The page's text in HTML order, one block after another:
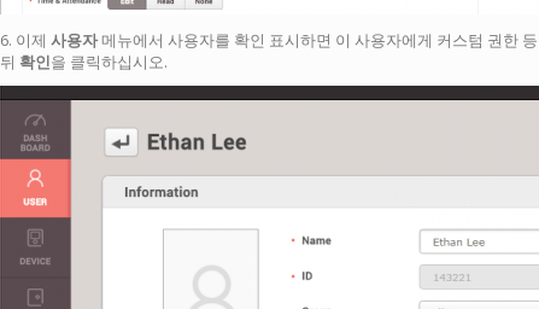
6. 이제 사용자메뉴에서 사용자를 확인 표시하면 이 사용자에게 커스텀 권한
뒤 확인을 클릭하십시오.